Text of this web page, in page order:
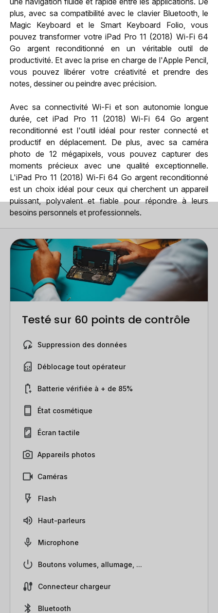
plus, avec sa compatibilité avec le clavier Bluetooth, le
Magic Keyboard et le Smart Keyboard Folio, vous
pouvez transformer votre iPad Pro 11 (2018) Wi-Fi 64
Go argent reconditionné en un véritable outil de
productivité. Et avec la prise en charge de l'Apple Pencil,
vous pouvez libérer votre créativité et prendre des
notes, dessiner ou peindre avec précision.
Avec sa connectivité Wi-Fi et son autonomie longue
durée, cet iPad Pro 11 (2018) Wi-Fi 64 Go argent
reconditionné est l'outil idéal pour rester connecté et
productif en déplacement. De plus, avec sa caméra
photo de 12 mégapixels, vous pouvez capturer des
moments précieux avec une qualité exceptionnelle.
L'iPad Pro 11 (2018) Wi-Fi 64 Go argent reconditionné
est un choix idéal pour ceux qui cherchent un appareil
puissant, polyvalent et fiable pour répondre à leurs
besoins personnels et professionnels.
Testé sur 60 points de contrôle
Suppression des données
Déblocage tout opérateur
Batterie vérifiée à + de 85%
État cosmétique
Écran tactile
Appareils photos
Caméras
Flash
Haut-parleurs
Microphone
Boutons volumes, allumage, ...
Connecteur chargeur
Bluetooth